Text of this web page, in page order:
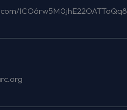
ICO6rw5M0jhE22OATToQq8